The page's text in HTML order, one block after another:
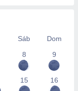
Sáb
Dom
8
9
15 16